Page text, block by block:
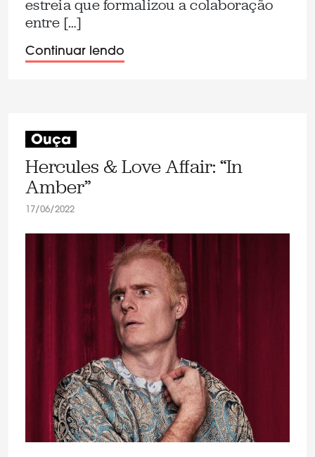
estreia que formalizou a colaboração
entre […]
Continuar lendo
Ouça
Hercules & Love Affair: “In
Amber”
17/06/2022